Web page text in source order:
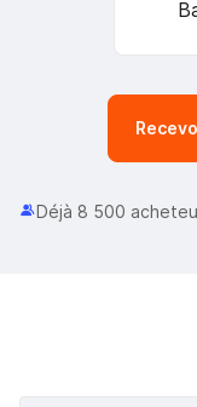
Déjà 8 500